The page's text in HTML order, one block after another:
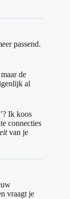
passend.
de
al
Ik koos
connecties
van je
vraagt je